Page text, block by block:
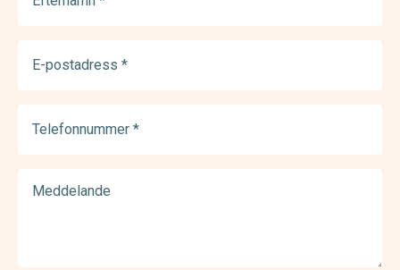
(Required)
postadress
(Required)